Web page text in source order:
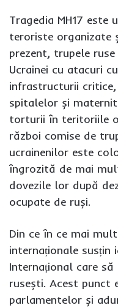
Tragedia MH17
teroriste organizate
prezent, trupele
Ucrainei cu atacuri
infrastructurii
spitalelor și
torturii în teritoriile
război comise de
ucrainenilor este
îngrozită de mai
dovezile lor după
ocupate de ruși.
Din ce în ce mai
internaționale susțin
Internațional care
rusești. Acest punct
parlamentelor și